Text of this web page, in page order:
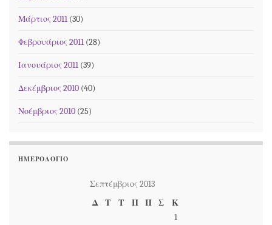
Μάρτιος 2011 (30)
Φεβρουάριος 2011 (28)
Ιανουάριος 2011 (39)
Δεκέμβριος 2010 (40)
Νοέμβριος 2010 (25)
ΗΜΕΡΟΛΌΓΙΟ
Σεπτέμβριος 2013
Δ
Τ Τ Π Π Σ
Κ
1